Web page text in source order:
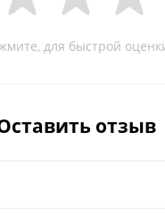
для быстрой
отзыв